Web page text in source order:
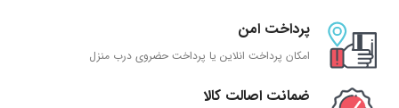
پرداخت امن
امکان پرداخت انلاین یا پرداخت حضروی درب منزل
ضمانت اصالت کالا